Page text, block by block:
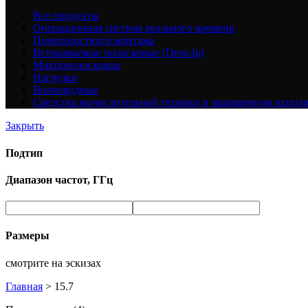
Все продукты
Операционная система реального времени
Поверхностного монтажа
Встраиваемые полосковые (Drop-In)
Микрополосковые
Нагрузки
Волноводные
Средства вычислительной техники в защищенном
Закрыть
Подтип
Диапазон частот, ГГц
Размеры
смотрите на эскизах
Главная > 15.7